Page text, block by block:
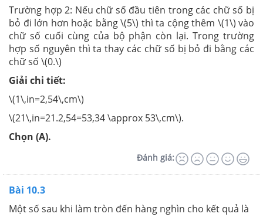
Trường hợp 2: Nếu chữ số đầu tiên trong các chữ số bị
bỏ đi lớn hơn hoặc bằng \(5\) thì ta cộng thêm \(1\) vào
chữ số cuối cùng của bộ phận còn lại. Trong trường
hợp số nguyên thì ta thay các chữ số bị bỏ đi bằng các
chữ số \(0.\)
Giải chi tiết:
\(1\,in=2,54\,cm\)
\(21\,in=21.2,54=53,34 \approx 53\,cm\).
Chọn (A).
Đánh giá:
Bài 10.3
Một số sau khi làm tròn đến hàng nghìn cho kết quả là